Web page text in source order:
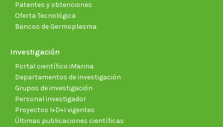
Patentes y obtenciones
Oferta Tecnológica
Bancos de Germoplasma
Investigación
Portal científico iMarina
Departamentos de investigación
Grupos de investigación
Personal investigador
Proyectos I+D+I vigentes
Últimas publicaciones científicas